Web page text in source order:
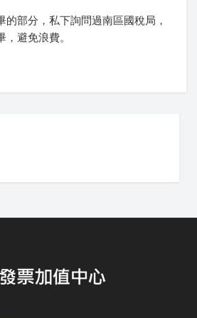
的部分，私下詢問過南區國稅局，
避免浪費。